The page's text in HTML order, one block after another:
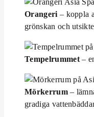
Orangeri – koppla
grönskan och
Tempelrummet–
Mörkerrum–
gradiga